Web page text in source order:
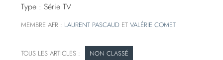
Type : Série TV
MEMBRE AFR : LAURENT PASCAUD ETVALÉRIE COMET
NON CLASSÉ